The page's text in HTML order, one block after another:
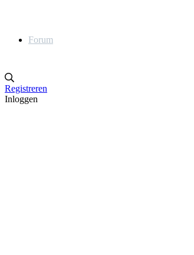
Forum
Registreren
Inloggen